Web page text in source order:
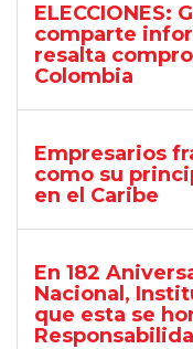
ELECCIONES:
comparte
resalta
Colombia
Empresarios
como su
en el Caribe
En 182
Nacional,
que esta se